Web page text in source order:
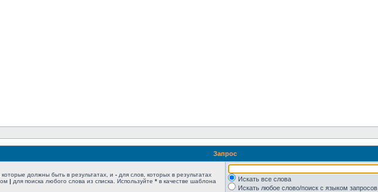
Запрос
которые должны быть в результатах, и - для слов, которых в результатах
| для поиска любого слова из списка. Используйте * в качестве шаблона
Искать все слова
Искать любое слово/поиск с языком запросов